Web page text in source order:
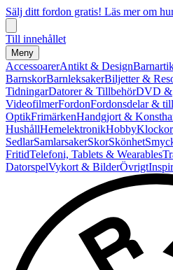
Sälj ditt fordon gratis! Läs mer om
Till innehållet
Meny
AccessoarerAntikt & Design
BarnskorBarnleksakerBiljetter &
TidningarDatorer & TillbehörDVD &
VideofilmerFordonFordonsdelar &
OptikFrimärkenHandgjort &
HushållHemelektronikHobbyKlockor
SedlarSamlarsakerSkorSkönhet
FritidTelefoni, Tablets & Wearables
DatorspelVykort & BilderÖvrigt